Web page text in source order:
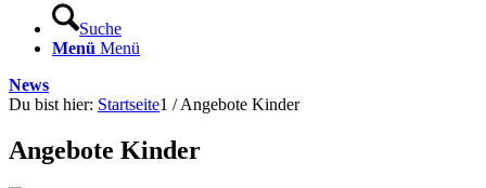
Suche
Menü Menü
News
Du bist hier: Startseite1 / Angebote Kinder
Angebote Kinder